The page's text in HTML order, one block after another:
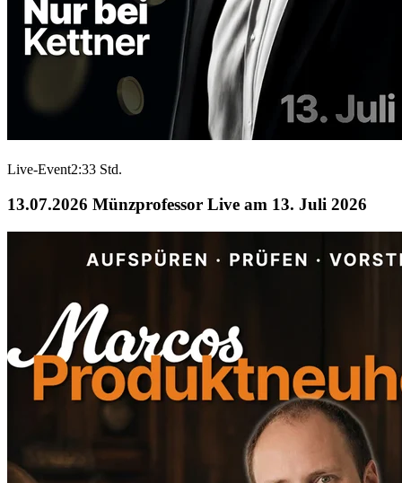
Live-Event2:33 Std.
13.07.2026 Münzprofessor Live am 13. Juli 2026